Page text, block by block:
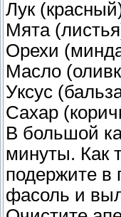
Лук
Мята
Орехи
Масло
Уксус
Сахар
В большой
минуты. Как
подержите в
фасоль и